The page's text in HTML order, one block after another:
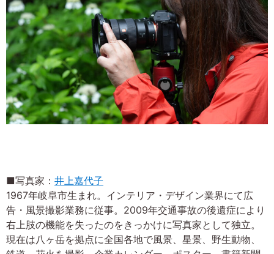
■写真家： 井上嘉代子
1967年岐阜市生まれ。インテリア・デザイン業界にて広
告・風景撮影業務に従事。2009年交通事故の後遺症により
右上肢の機能を失ったのをきっかけに写真家として独立。
現在は八ヶ岳を拠点に全国各地で風景、星景、野生動物、